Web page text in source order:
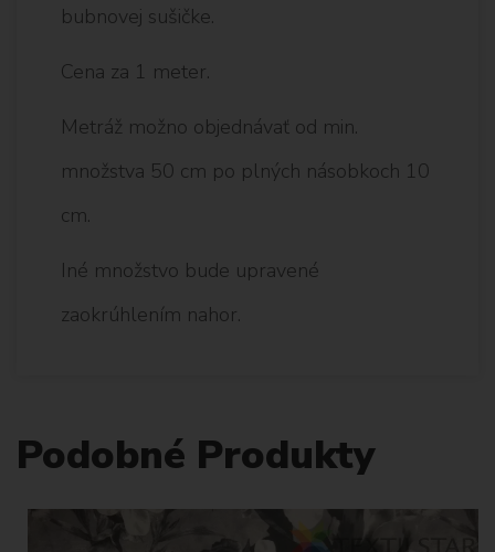
bubnovej sušičke.
Cena za 1 meter.
Metráž možno objednávať od min.
množstva 50 cm po plných násobkoch 10
cm.
Iné množstvo bude upravené
zaokrúhlením nahor.
Podobné Produkty